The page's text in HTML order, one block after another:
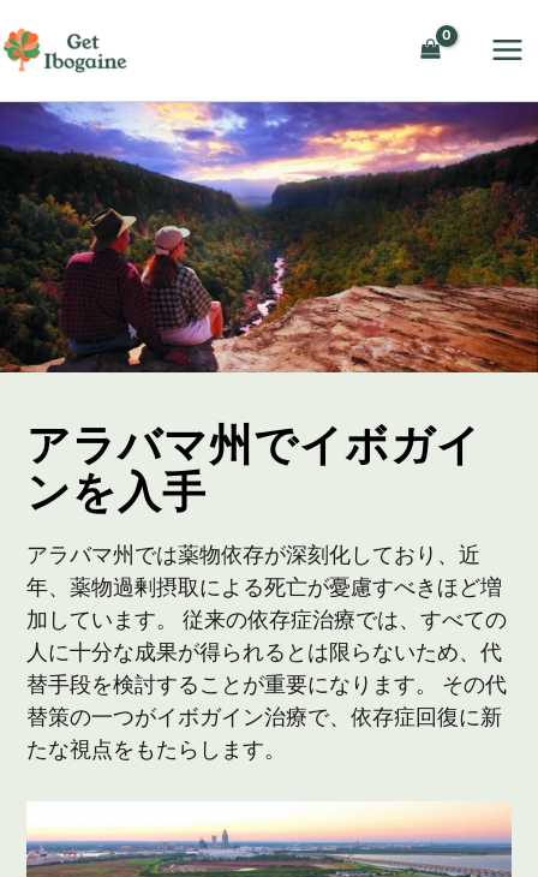
容
ス
キ
プ
アラバマ州でイボガイ
ンを入手
アラバマ州では薬物依存が深刻化しており、近
年、薬物過剰摂取による死亡が憂慮すべきほど増
加しています。 従来の依存症治療では、すべての
人に十分な成果が得られるとは限らないため、代
替手段を検討することが重要になります。 その代
替策の一つがイボガイン治療で、依存症回復に新
たな視点をもたらします。